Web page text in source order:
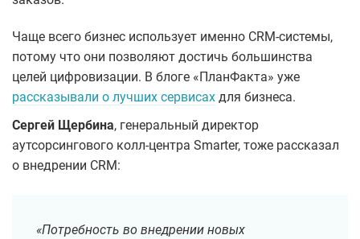
Чаще всего бизнес использует именно CRM-системы,
потому что они позволяют достичь большинства
целей цифровизации. В блоге «ПланФакта» уже
рассказывали о лучших сервисах для бизнеса.
Сергей Щербина, генеральный директор
аутсорсингового колл-центра Smarter, тоже рассказал
о внедрении CRM:
«Потребность во внедрении новых